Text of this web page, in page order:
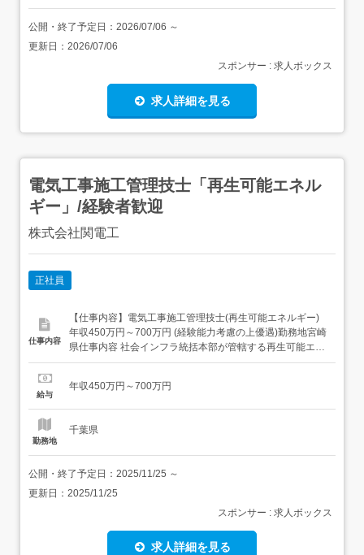
公開・終了予定日： 2026/07/06 ～
更新日： 2026/07/06
スポンサー : 求人ボックス
求人詳細を見る
電気工事施工管理技士「再生可能エネル
ギー」/経験者歓迎
株式会社関電工
正社員
仕事内容
【仕事内容】電気工事施工管理技士(再生可能エネルギー)
年収450万円～700万円 (経験能力考慮の上優遇)勤務地宮崎
県仕事内容 社会インフラ統括本部が管轄する再生可能エネ
ルギー発電所建設における電気工事施工管理業務を担当し
が、直近は風力発電所の受注が好調です。<具体的には>・
給与
年収450万円～700万円
勤務地
千葉県
公開・終了予定日： 2025/11/25 ～
更新日： 2025/11/25
スポンサー : 求人ボックス
求人詳細を見る